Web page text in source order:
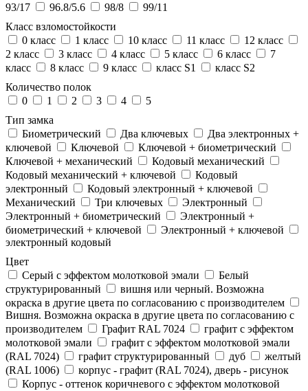
93/17
96.8/5.6 98/8
99/11
Класс взломостойкости
0 класс
1 класс 10 класс 11 класс
12 класс
2 класс
3 класс 4 класс 5 класс 6 класс
7
класс
8 класс 9 класс класс S1
класс S2
Количество полок
0
1 2 3 4
5
Тип замка
Биометрический
Два ключевых
Два электронныx +
ключевой
Ключевой
Ключевой + биометрический
Ключевой + механический
Кодовый механический
Кодовый механический + ключевой
Кодовый
электронный
Кодовый электронный + ключевой
Механический
Три ключевых
Электронный
Электронный + биометрический
Электронный +
биометрический + ключевой
Электронный + ключевой
электронный кодовый
Цвет
Cерый с эффектом молотковой эмали
Белый
структурированный
вишня или черный. Возможна
окраска в другие цвета по согласованию с производителем
Вишня. Возможна окраска в другие цвета по согласованию с
производителем
Графит RAL 7024
графит с эффектом
молотковой эмали
графит с эффектом молотковой эмали
(RAL 7024)
графит структурированный дуб
желтый
(RAL 1006)
корпус - графит (RAL 7024), дверь - рисунок
Корпус - оттенок коричневого с эффектом молотковой